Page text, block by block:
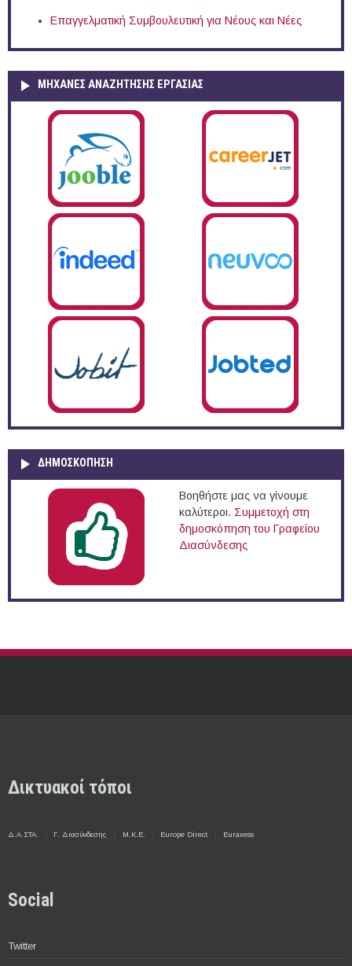
Επαγγελματική Συμβουλευτική για Νέους και Νέες
ΜΗΧΑΝΕΣ ΑΝΑΖΗΤΗΣΗΣ ΕΡΓΑΣΙΑΣ
ΔΗΜΟΣΚΌΠΗΣΗ
Βοηθήστε μας να γίνουμε
καλύτεροι. Συμμετοχή στη
δημοσκόπηση του Γραφείου
Διασύνδεσης
Δικτυακοί τόποι
Δ.Α.ΣΤΑ. Γ. Διασύνδεσης Μ.Κ.Ε. Europe Direct Euraxess
Social
Twitter